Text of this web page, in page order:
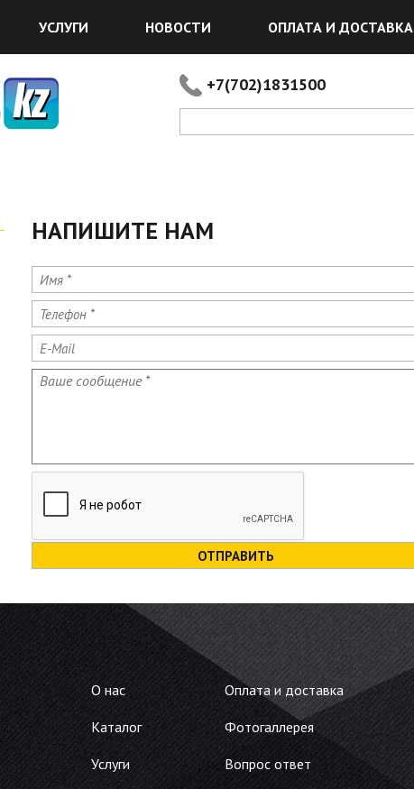
УСЛУГИ НОВОСТИ ОПЛАТА И ДОСТАВКА
+7(702)1831500
НАПИШИТЕ НАМ
Имя*
Телефон*
E-Mail
Ваше сообщение*
О нас
Каталог
Услуги
Оплата и доставка
Фотогаллерея
Вопрос ответ